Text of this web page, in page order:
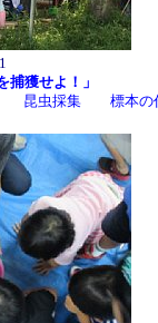
捕獲せよ！」
動 昆虫採集 標本の